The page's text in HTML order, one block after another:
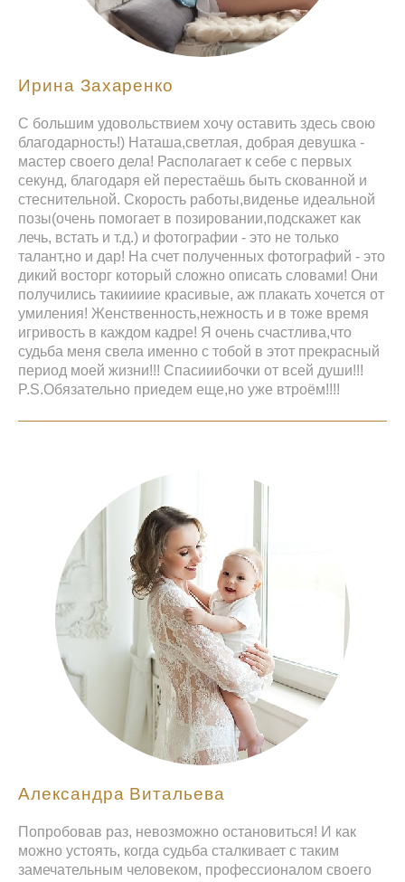
Ирина Захаренко
С большим удовольствием хочу оставить здесь свою
благодарность!) Наташа,светлая, добрая девушка -
мастер своего дела! Располагает к себе с первых
секунд, благодаря ей перестаёшь быть скованной и
стеснительной. Скорость работы,виденье идеальной
позы(очень помогает в позировании,подскажет как
лечь, встать и т.д.) и фотографии - это не только
талант,но и дар! На счет полученных фотографий - это
дикий восторг который сложно описать словами! Они
получились такиииие красивые, аж плакать хочется от
умиления! Женственность,нежность и в тоже время
игривость в каждом кадре! Я очень счастлива,что
судьба меня свела именно с тобой в этот прекрасный
период моей жизни!!! Спасииибочки от всей души!!!
P.S.Обязательно приедем еще,но уже втроём!!!!
Александра Витальева
Попробовав раз, невозможно остановиться! И как
можно устоять, когда судьба сталкивает с таким
замечательным человеком, профессионалом своего